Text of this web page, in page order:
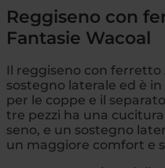
Reggiseno con
Fantasie Wacoal
Il reggiseno con
sostegno laterale ed è
per le coppe e il
tre pezzi ha una
seno, e un sostegno
un maggiore comfort e